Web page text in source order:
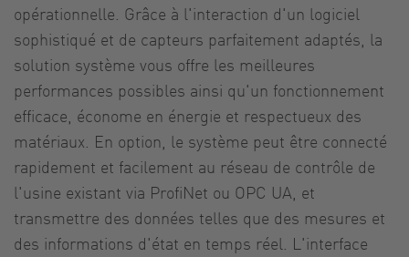
opérationnelle. Grâce à l'interaction d'un logiciel
sophistiqué et de capteurs parfaitement adaptés, la
solution système vous offre les meilleures
performances possibles ainsi qu'un fonctionnement
efficace, économe en énergie et respectueux des
matériaux. En option, le système peut être connecté
rapidement et facilement au réseau de contrôle de
l'usine existant via ProfiNet ou OPC UA, et
transmettre des données telles que des mesures et
des informations d'état en temps réel. L'interface